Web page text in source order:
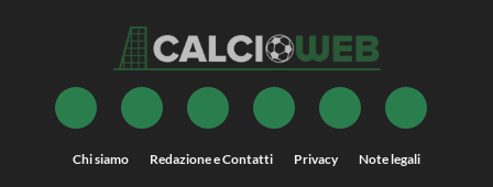
Chi siamo Redazione e Contatti Privacy Note legali